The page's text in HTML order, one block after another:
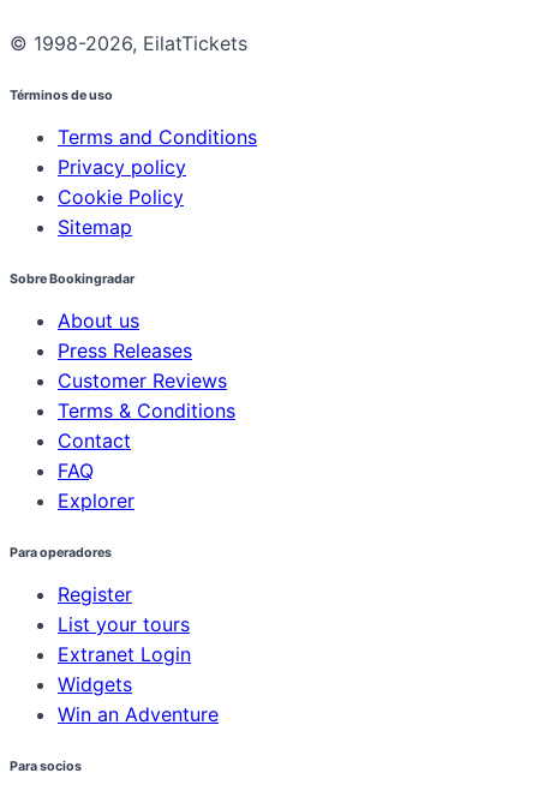
© 1998-2026, EilatTickets
Términos de uso
Terms and Conditions
Privacy policy
Cookie Policy
Sitemap
Sobre Bookingradar
About us
Press Releases
Customer Reviews
Terms & Conditions
Contact
FAQ
Explorer
Para operadores
Register
List your tours
Extranet Login
Widgets
Win an Adventure
Para socios